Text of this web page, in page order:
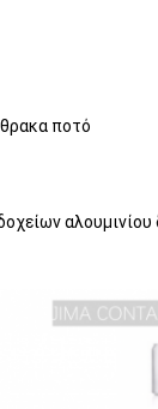
ποτό
αλουμινίου